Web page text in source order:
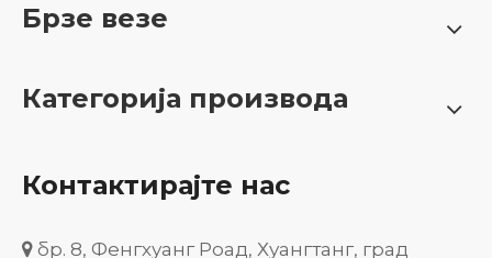
Брзе везе
Категорија производа
Контактирајте нас
 бр. 8, Фенгхуанг Роад, Хуангтанг, град